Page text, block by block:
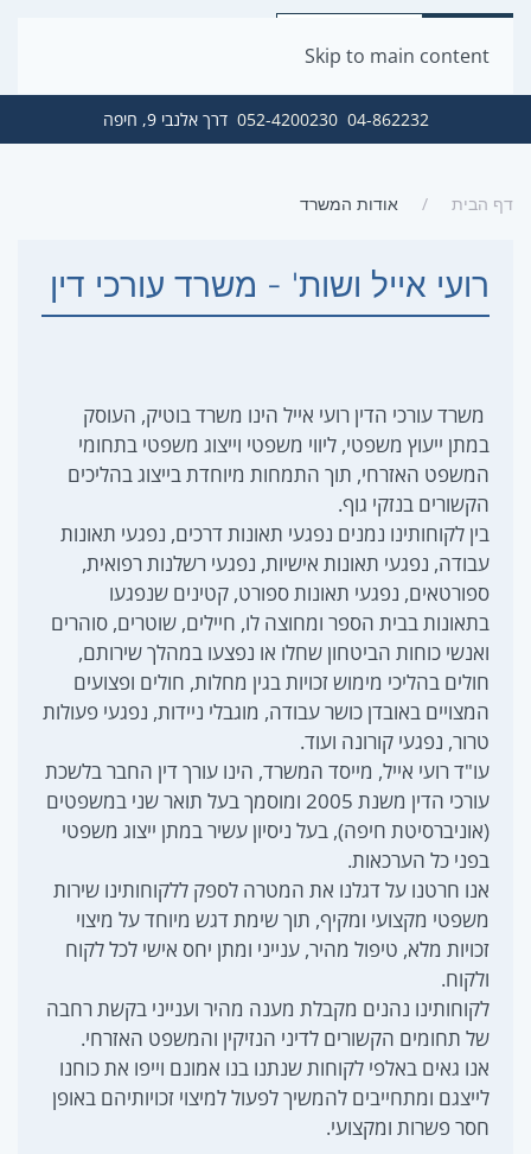
Skip to main content
04-862232
052-4200230 דרך אלנבי 9, חיפה
דף הבית אודות המשרד
רועי אייל ושות' - משרד עורכי דין
משרד עורכי הדין רועי אייל הינו משרד בוטיק, העוסק
במתן ייעוץ משפטי, ליווי משפטי וייצוג משפטי בתחומי
המשפט האזרחי, תוך התמחות מיוחדת בייצוג בהליכים
הקשורים בנזקי גוף.
בין לקוחותינו נמנים נפגעי תאונות דרכים, נפגעי תאונות
עבודה, נפגעי תאונות אישיות, נפגעי רשלנות רפואית,
ספורטאים, נפגעי תאונות ספורט, קטינים שנפגעו
בתאונות בבית הספר ומחוצה לו, חיילים, שוטרים, סוהרים
ואנשי כוחות הביטחון שחלו או נפצעו במהלך שירותם,
חולים בהליכי מימוש זכויות בגין מחלות, חולים ופצועים
המצויים באובדן כושר עבודה, מוגבלי ניידות, נפגעי פעולות
טרור, נפגעי קורונה ועוד.
עו"ד רועי אייל, מייסד המשרד, הינו עורך דין החבר בלשכת
עורכי הדין משנת 2005 ומוסמך בעל תואר שני במשפטים
(אוניברסיטת חיפה), בעל ניסיון עשיר במתן ייצוג משפטי
בפני כל הערכאות.
אנו חרטנו על דגלנו את המטרה לספק ללקוחותינו שירות
משפטי מקצועי ומקיף, תוך שימת דגש מיוחד על מיצוי
זכויות מלא, טיפול מהיר, ענייני ומתן יחס אישי לכל לקוח
ולקוח.
לקוחותינו נהנים מקבלת מענה מהיר וענייני בקשת רחבה
של תחומים הקשורים לדיני הנזיקין והמשפט האזרחי.
אנו גאים באלפי לקוחות שנתנו בנו אמונם וייפו את כוחנו
לייצגם ומתחייבים להמשיך לפעול למיצוי זכויותיהם באופן
חסר פשרות ומקצועי.